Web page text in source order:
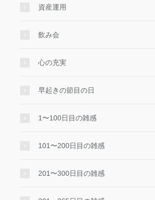
資産運用
飲み会
心の充実
早起きの節目の日
1〜100日目の雑感
101〜200日目の雑感
201〜300日目の雑感